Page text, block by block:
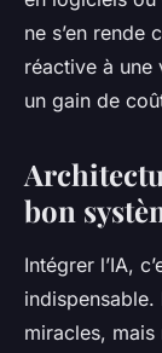
ne s’en rende
réactive à une
un gain de
bon
Intégrer l’IA,
indispensable.
miracles,